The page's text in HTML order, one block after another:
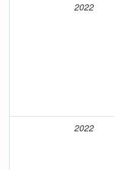
2022
2022